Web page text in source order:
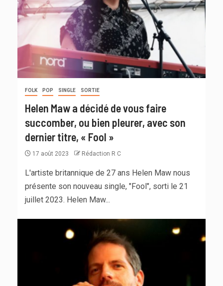
FOLK POP SINGLE SORTIE
Helen Maw a décidé de vous faire
succomber, ou bien pleurer, avec son
dernier titre, « Fool »
17 août 2023 Rédaction R C
L'artiste britannique de 27 ans Helen Maw nous
présente son nouveau single, "Fool", sorti le 21
juillet 2023. Helen Maw...